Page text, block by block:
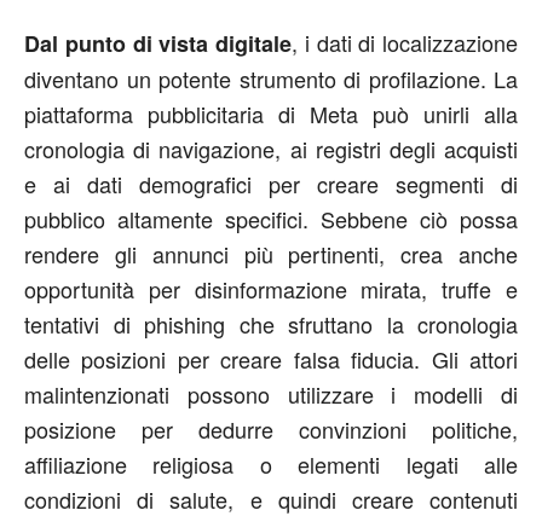
Dal punto di vista digitale, i dati di localizzazione
diventano un potente strumento di profilazione. La
piattaforma pubblicitaria di Meta può unirli alla
cronologia di navigazione, ai registri degli acquisti
e ai dati demografici per creare segmenti di
pubblico altamente specifici. Sebbene ciò possa
rendere gli annunci più pertinenti, crea anche
opportunità per disinformazione mirata, truffe e
tentativi di phishing che sfruttano la cronologia
delle posizioni per creare falsa fiducia. Gli attori
malintenzionati possono utilizzare i modelli di
posizione per dedurre convinzioni politiche,
affiliazione religiosa o elementi legati alle
condizioni di salute, e quindi creare contenuti